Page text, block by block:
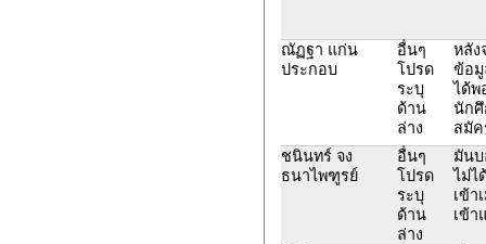
ณัฏฐา แก่น
ประกอบ
อื่นๆ
โปรด
ระบุ
ด้าน
ล่าง
หลัง
ข้อมู
ได้พ
นักศึ
สมัค
ชนินทร์ จง
ธนาไพฑูรย์
อื่นๆ
โปรด
ระบุ
ด้าน
ล่าง
มันบ
ไม่ไ
เข้า
เข้า